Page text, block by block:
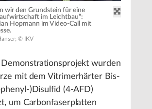
wir den Grundstein für eine
im Leichtbau“:
Hopmann im Video-Call mit
© IKV
Demonstrationsprojekt wurden
mit dem Vitrimerhärter Bis-
)Disulfid (4-AFD)
um Carbonfaserplatten